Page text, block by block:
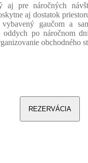
aj pre náročných
aj dostatok
gaučom a
oddych po náročnom
obchodného
REZERVÁCIA